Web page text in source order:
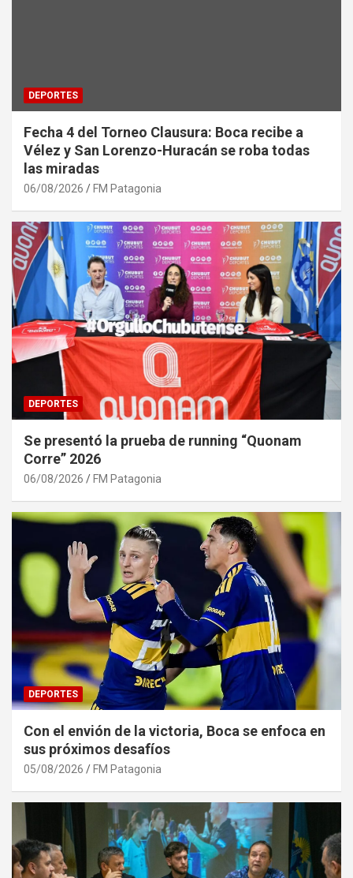
DEPORTES
Fecha 4 del Torneo Clausura: Boca recibe a
Vélez y San Lorenzo-Huracán se roba todas
las miradas
06/08/2026 FM Patagonia
DEPORTES
Se presentó la prueba de running “Quonam
Corre” 2026
06/08/2026 FM Patagonia
DEPORTES
Con el envión de la victoria, Boca se enfoca en
sus próximos desafíos
05/08/2026 FM Patagonia